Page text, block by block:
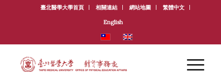
臺北醫學大學首頁 相關連結 網站地圖 繁體中文
English